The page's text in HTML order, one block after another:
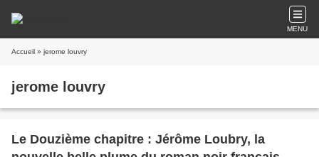
MENU
Accueil » jerome louvry
jerome louvry
Le Douzième chapitre : Jérôme Loubry, la